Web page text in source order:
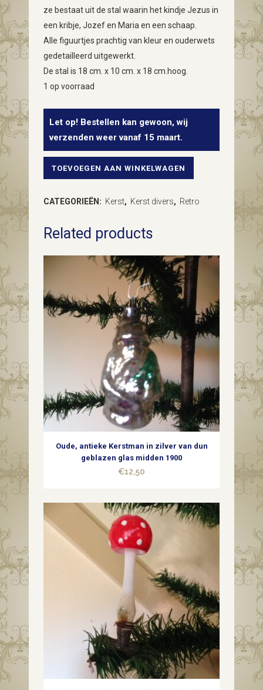
ze bestaat uit de stal waarin het kindje Jezus in
een kribje, Jozef en Maria en een schaap.
Alle figuurtjes prachtig van kleur en ouderwets
gedetailleerd uitgewerkt.
De stal is 18 cm. x 10 cm. x 18 cm.hoog.
1 op voorraad
Let op! Bestellen kan gewoon, wij
verzenden weer vanaf 15 maart.
Antieke
kerststal
met
delige
kerstgroep
plastic
uit
de
jaren
quantity
TOEVOEGEN AAN WINKELWAGEN
CATEGORIEËN: Kerst, Kerst divers, Retro
Related products
Oude, antieke Kerstman in zilver van dun
geblazen glas midden 1900
€12,50